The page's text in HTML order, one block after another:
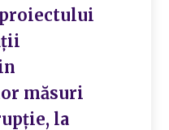
măsuri
la